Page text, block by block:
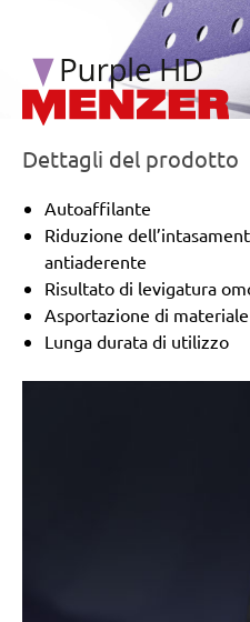
Festo / Festool: LRS 93
RS 3 E-Plus, RS 3 E-SFE,
EQ, RS 300 Q, RS 3-Plus,
STF, RS 4-STF
Dettagli del prodotto
Autoaffilante
Riduzione
antiaderente
Risultato di levigatura
Asportazione di
Lunga durata di utilizzo